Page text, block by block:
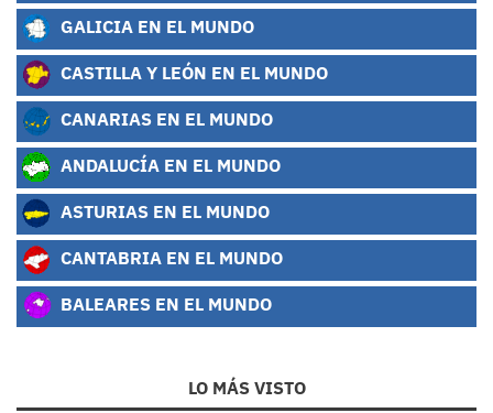
GALICIA EN EL MUNDO
CASTILLA Y LEÓN EN EL MUNDO
CANARIAS EN EL MUNDO
ANDALUCÍA EN EL MUNDO
ASTURIAS EN EL MUNDO
CANTABRIA EN EL MUNDO
BALEARES EN EL MUNDO
LO MÁS VISTO